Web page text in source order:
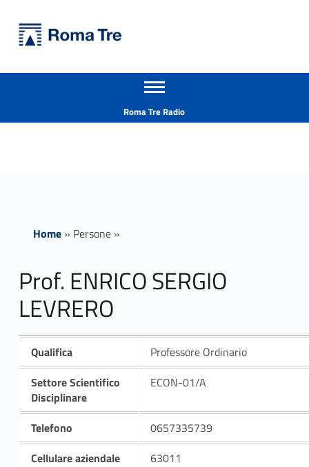
Prof. ENRICO SERGIO LEVRERO - Università Roma Tre
Apri il menu secondario
Roma Tre Radio
Home» Persone»
Prof. ENRICO SERGIO
LEVRERO
Qualifica
Professore Ordinario
Settore Scientifico
Disciplinare
ECON-01/A
Telefono
0657335739
Cellulare aziendale
63011